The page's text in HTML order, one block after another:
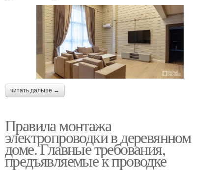
читать дальше →
Правила монтажа
электропроводки в деревянном
доме. Главные требования,
предъявляемые к проводке